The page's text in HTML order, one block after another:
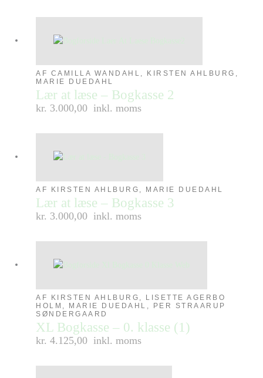
AF CAMILLA WANDAHL, KIRSTEN AHLBURG,
MARIE DUEDAHL
Lær at læse – Bogkasse 2
kr. 3.000,00 inkl. moms
AF KIRSTEN AHLBURG, MARIE DUEDAHL
Lær at læse – Bogkasse 3
kr. 3.000,00 inkl. moms
AF KIRSTEN AHLBURG, LISETTE AGERBO
HOLM, MARIE DUEDAHL, PER STRAARUP
SØNDERGAARD
XL Bogkasse – 0. klasse (1)
kr. 4.125,00 inkl. moms